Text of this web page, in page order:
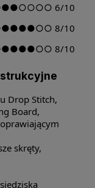
6/10
8/10
8/10
Drop Stitch,
Board,
skręty,